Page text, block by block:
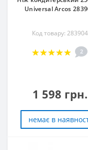
Universal Arcos
Код товару: 283904
2
1 598 грн.
немає в